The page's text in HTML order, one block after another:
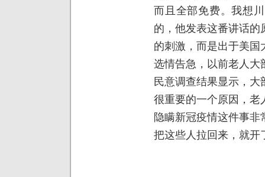
而且全部免费。我想
的，他发表这番讲话
的刺激，而是出于美
选情告急，以前老人大
民意调查结果显示，
很重要的一个原因，老
隐瞒新冠疫情这件事
把这些人拉回来，就开